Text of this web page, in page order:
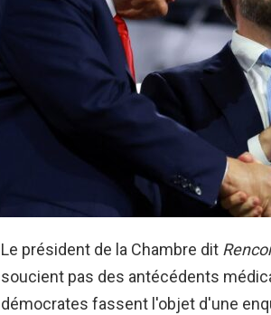
Le président de la Chambre dit
soucient pas des antécédents
démocrates fassent l'objet d'une